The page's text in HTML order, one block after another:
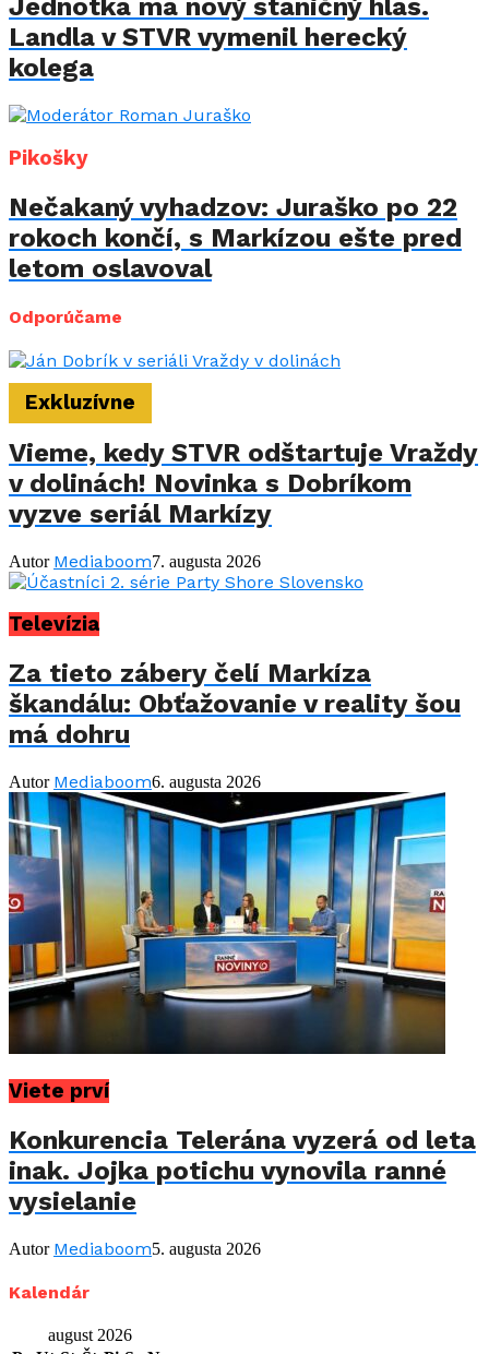
Jednotka má nový staničný hlas.
Landla v STVR vymenil herecký
kolega
Pikošky
Nečakaný vyhadzov: Juraško po 22
rokoch končí, s Markízou ešte pred
letom oslavoval
Odporúčame
Exkluzívne
Vieme, kedy STVR odštartuje Vraždy
v dolinách! Novinka s Dobríkom
vyzve seriál Markízy
Autor Mediaboom7. augusta 2026
Televízia
Za tieto zábery čelí Markíza
škandálu: Obťažovanie v reality šou
má dohru
Autor Mediaboom6. augusta 2026
Viete prví
Konkurencia Telerána vyzerá od leta
inak. Jojka potichu vynovila ranné
vysielanie
Autor Mediaboom5. augusta 2026
Kalendár
august 2026